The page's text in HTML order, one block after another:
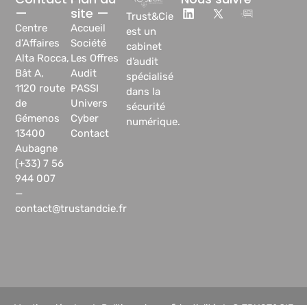
Trust&Cie
est un
cabinet
d’audit
spécialisé
dans la
sécurité
numérique.
site —
Accueil
Société
Les Offres
Audit
PASSI
Univers
Cyber
Contact
—
Centre
d’Affaires
Alta Rocca,
Bât A,
1120 route
de
Gémenos
13400
Aubagne
(+33) 7 56
944 007
—
contact@trustandcie.fr